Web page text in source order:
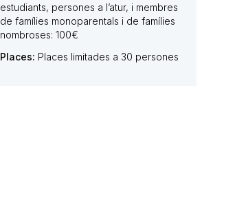
estudiants, persones a l’atur, i membres
de famílies monoparentals i de famílies
nombroses: 100€
Places: Places limitades a 30 persones